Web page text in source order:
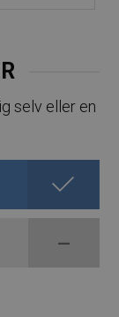
selv eller en